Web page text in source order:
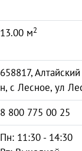
13.00 м2
658817,
н, с Лесное, ул
8 800 775 00 25
Пн: 11:30 - 14:30